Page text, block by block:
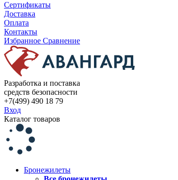
Сертификаты
Доставка
Оплата
Контакты
Избранное Сравнение
Разработка и поставка
средств безопасности
+7(499) 490 18 79
Вход
Каталог товаров
Бронежилеты